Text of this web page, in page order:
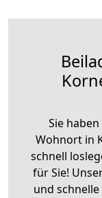
Sie
Wohnort in
schnell
für Sie!
und